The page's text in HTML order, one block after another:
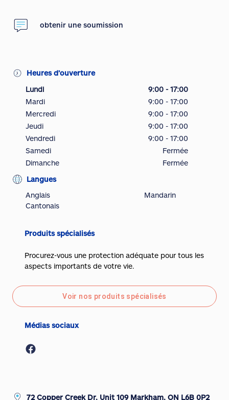
obtenir une soumission
Heures d’ouverture
Lundi
9:00 - 17:00
Mardi
9:00 - 17:00
Mercredi
9:00 - 17:00
Jeudi
9:00 - 17:00
Vendredi
9:00 - 17:00
Samedi
Fermée
Dimanche
Fermée
Langues
Anglais
Cantonais
Mandarin
Produits spécialisés
Procurez-vous une protection adéquate pour tous les
aspects importants de votre vie.
Voir nos produits spécialisés
Médias sociaux
72 Copper Creek Dr, Unit 109 Markham, ON L6B 0P2